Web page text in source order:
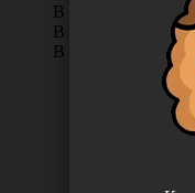
В КОРЗИНУ
В наличии во
В наличии в